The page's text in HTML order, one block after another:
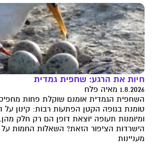
חיות את הרגע: שחפית גמדית
1.8.2026 מאיה פלח
השחפית הגמדית אומנם שוקלת פחות
טומנת בגופה הקטן הפתעות רבות: קינון על
ומיומנות תעופה יוצאת דופן הם רק חלק
הישרדות הציפור הזאת? השאלות החמות על
מעניינות